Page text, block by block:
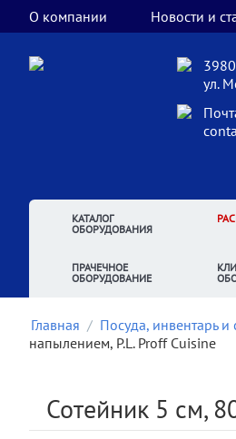
О компании Новости и
ул.
КАТАЛОГ
ОБОРУДОВАНИЯ
ПРАЧЕЧНОЕ
ОБОРУДОВАНИЕ
Главная / Посуда, инвентарь и
напылением, P.L. Proff Cuisine
Сотейник 5 см,